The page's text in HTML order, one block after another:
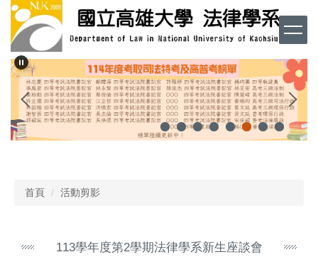
跳
主
要
內
首頁 活動剪影
113學年度第2學期法律學系新生座談會